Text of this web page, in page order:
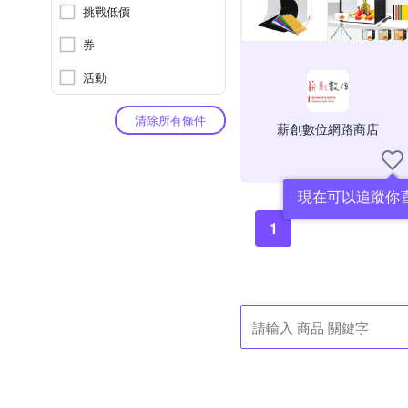
挑戰低價
券
活動
清除所有條件 薪創數位網路商店
現在可以追蹤你
1